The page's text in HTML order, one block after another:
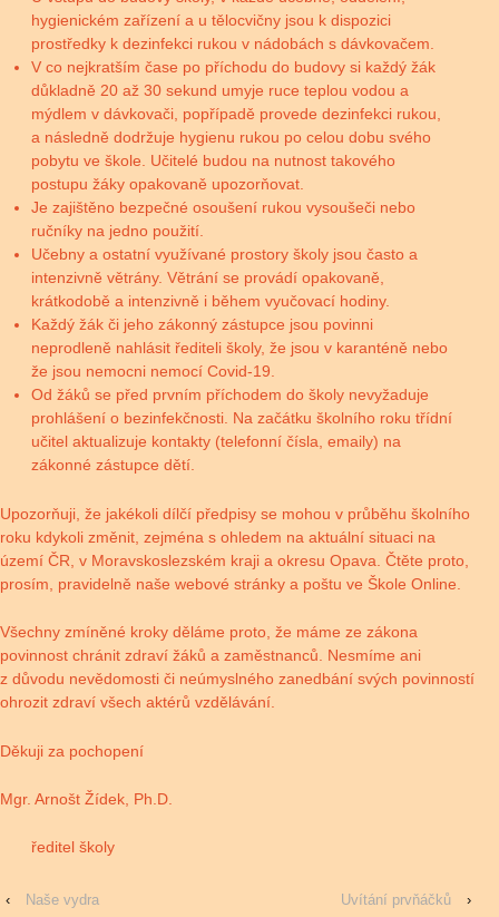
hygienickém zařízení a u tělocvičny jsou k dispozici
prostředky k dezinfekci rukou v nádobách s dávkovačem.
V co nejkratším čase po příchodu do budovy si každý žák
důkladně 20 až 30 sekund umyje ruce teplou vodou a
mýdlem v dávkovači, popřípadě provede dezinfekci rukou,
a následně dodržuje hygienu rukou po celou dobu svého
pobytu ve škole. Učitelé budou na nutnost takového
postupu žáky opakovaně upozorňovat.
Je zajištěno bezpečné osoušení rukou vysoušeči nebo
ručníky na jedno použití.
Učebny a ostatní využívané prostory školy jsou často a
intenzivně větrány. Větrání se provádí opakovaně,
krátkodobě a intenzivně i během vyučovací hodiny.
Každý žák či jeho zákonný zástupce jsou povinni
neprodleně nahlásit řediteli školy, že jsou v karanténě nebo
že jsou nemocni nemocí Covid-19.
Od žáků se před prvním příchodem do školy nevyžaduje
prohlášení o bezinfekčnosti. Na začátku školního roku třídní
učitel aktualizuje kontakty (telefonní čísla, emaily) na
zákonné zástupce dětí.
Upozorňuji, že jakékoli dílčí předpisy se mohou v průběhu školního
roku kdykoli změnit, zejména s ohledem na aktuální situaci na
území ČR, v Moravskoslezském kraji a okresu Opava. Čtěte proto,
prosím, pravidelně naše webové stránky a poštu ve Škole Online.
Všechny zmíněné kroky děláme proto, že máme ze zákona
povinnost chránit zdraví žáků a zaměstnanců. Nesmíme ani
z důvodu nevědomosti či neúmyslného zanedbání svých povinností
ohrozit zdraví všech aktérů vzdělávání.
Děkuji za pochopení
Mgr. Arnošt Žídek, Ph.D.
ředitel školy
‹ Naše vydra Uvítání prvňáčků ›